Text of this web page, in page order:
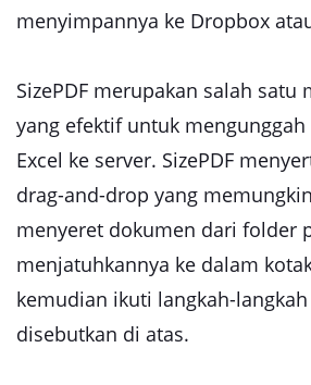
menyimpannya ke Dropbox
SizePDF merupakan salah
yang efektif untuk
Excel ke server. SizePDF
drag-and-drop yang
menyeret dokumen dari folder
menjatuhkannya ke dalam
kemudian ikuti langkah-
disebutkan di atas.